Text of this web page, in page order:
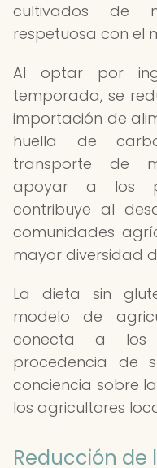
cultivados de
respetuosa con el
Al optar por
temporada, se
importación de
huella de
transporte de
apoyar a los
contribuye al
comunidades
mayor diversidad
La dieta sin
modelo de
conecta a los
procedencia de
conciencia sobre
los agricultores
Reducción de